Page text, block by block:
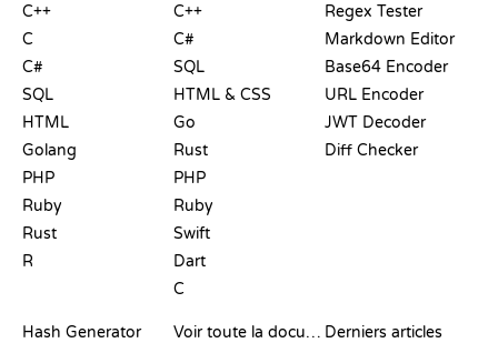
C++
C
C#
SQL
HTML
Golang
PHP
Ruby
Rust
R
C++
C#
SQL
HTML & CSS
Go
Rust
PHP
Ruby
Swift
Dart
C
Regex Tester
Markdown Editor
Base64 Encoder
URL Encoder
JWT Decoder
Diff Checker
Hash Generator
Voir toute la documentation Derniers articles